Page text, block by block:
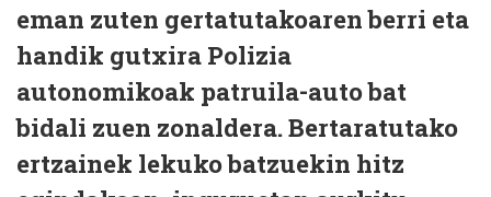
eman zuten gertatutakoaren berri eta
handik gutxira Polizia
autonomikoak patruila-auto bat
bidali zuen zonaldera. Bertaratutako
ertzainek lekuko batzuekin hitz